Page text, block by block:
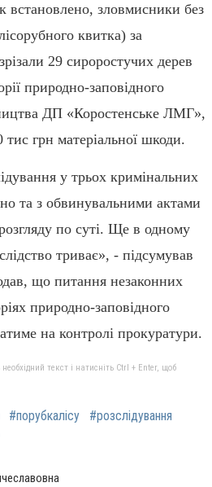
встановлено, зловмисники без
квитка) за
29 сироростучих дерев
природно-заповідного
ДП «Коростенське ЛМГ»,
грн матеріальної шкоди.
у трьох кримінальних
та з обвинувальними актами
по суті. Ще в одному
триває», - підсумував
що питання незаконних
природно-заповідного
на контролі прокуратури.
текст і натисніть Ctrl + Enter, щоб
#порубкалісу
#розслідування